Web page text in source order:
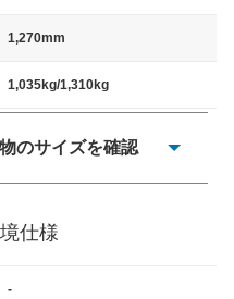
1,270mm
1,035kg/1,310kg
のサイズを確認
というサイズが標準値
仕様
-